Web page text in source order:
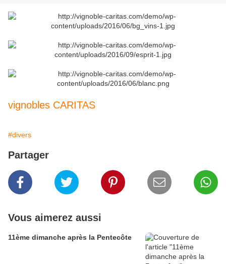
vignobles CARITAS
#divers
Partager
Vous aimerez aussi
11ème dimanche après la Pentecôte